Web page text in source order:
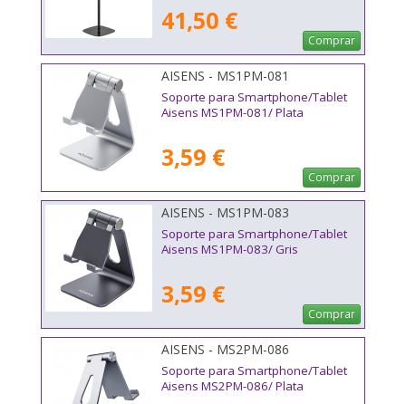
41,50 €
Comprar
AISENS - MS1PM-081
Soporte para Smartphone/Tablet
Aisens MS1PM-081/ Plata
3,59 €
Comprar
AISENS - MS1PM-083
Soporte para Smartphone/Tablet
Aisens MS1PM-083/ Gris
3,59 €
Comprar
AISENS - MS2PM-086
Soporte para Smartphone/Tablet
Aisens MS2PM-086/ Plata